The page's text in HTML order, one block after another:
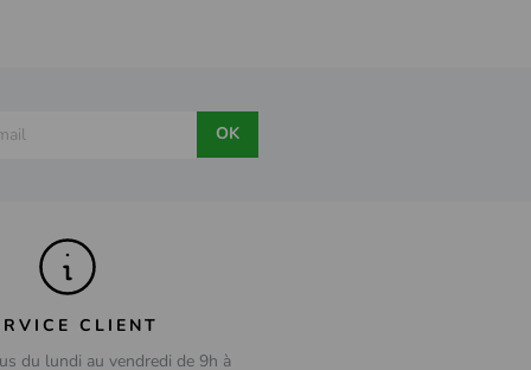
OK
CLIENT
du lundi au vendredi de 9h à